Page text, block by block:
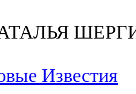
Известия